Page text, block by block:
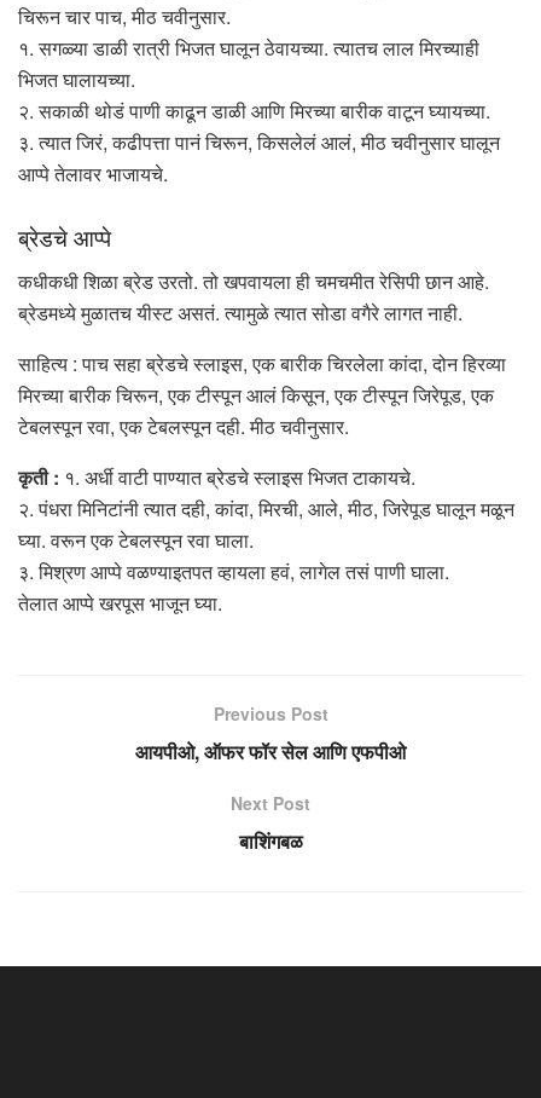
चिरून चार पाच, मीठ चवीनुसार.
१. सगळ्या डाळी रात्री भिजत घालून ठेवायच्या. त्यातच लाल मिरच्याही
भिजत घालायच्या.
२. सकाळी थोडं पाणी काढून डाळी आणि मिरच्या बारीक वाटून घ्यायच्या.
३. त्यात जिरं, कढीपत्ता पानं चिरून, किसलेलं आलं, मीठ चवीनुसार घालून
आप्पे तेलावर भाजायचे.
ब्रेडचे आप्पे
कधीकधी शिळा ब्रेड उरतो. तो खपवायला ही चमचमीत रेसिपी छान आहे.
ब्रेडमध्ये मुळातच यीस्ट असतं. त्यामुळे त्यात सोडा वगैरे लागत नाही.
साहित्य : पाच सहा ब्रेडचे स्लाइस, एक बारीक चिरलेला कांदा, दोन हिरव्या
मिरच्या बारीक चिरून, एक टीस्पून आलं किसून, एक टीस्पून जिरेपूड, एक
टेबलस्पून रवा, एक टेबलस्पून दही. मीठ चवीनुसार.
कृती : १. अर्धी वाटी पाण्यात ब्रेडचे स्लाइस भिजत टाकायचे.
२. पंधरा मिनिटांनी त्यात दही, कांदा, मिरची, आले, मीठ, जिरेपूड घालून मळून
घ्या. वरून एक टेबलस्पून रवा घाला.
३. मिश्रण आप्पे वळण्याइतपत व्हायला हवं, लागेल तसं पाणी घाला.
तेलात आप्पे खरपूस भाजून घ्या.
Previous Post
आयपीओ, ऑफर फॉर सेल आणि एफपीओ
Next Post
बाशिंगबळ